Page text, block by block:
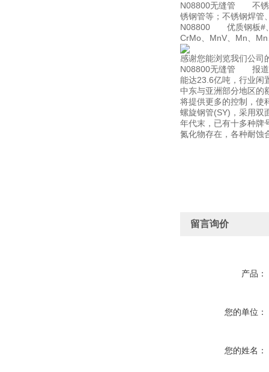
N08800无缝管 不锈钢
锈钢管等；不锈钢焊管
N08800 优质钢板#、
CrMo、MnV、Mn、
感谢您能浏览我们公司
N08800无缝管 报道称
能达23.6亿吨，行业闲
中东与亚洲部分地区
将提供更多的控制，使
螺旋钢管(SY)，采用
年代末，已有十多种牌
氮化物存在，各种耐蚀
留言询价
产品：
您的单位：
您的姓名：